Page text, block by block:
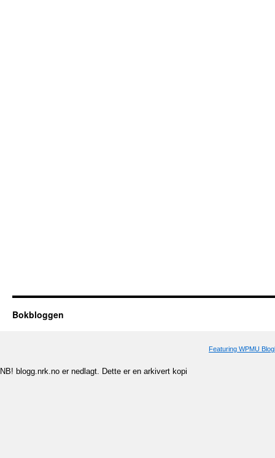
Bokbloggen
Featuring WPMU
NB! blogg.nrk.no er nedlagt. Dette er en arkivert kopi